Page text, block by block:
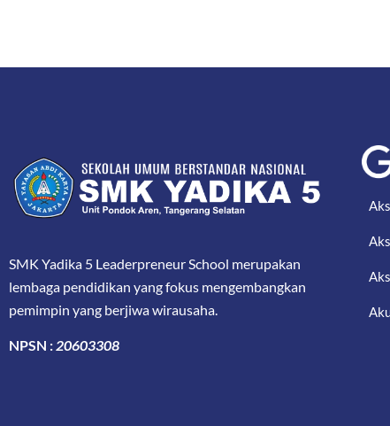
SMK Yadika 5 Leaderpreneur School merupakan
lembaga pendidikan yang fokus mengembangkan
pemimpin yang berjiwa wirausaha.
NPSN :20603308